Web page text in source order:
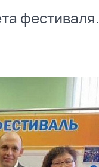
фестиваля.